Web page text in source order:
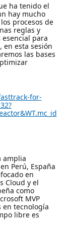
ha tenido el
hay mucho
procesos de
reglas y
para
en esta sesión
las bases
for-
amplia
Perú, España
en
Cloud y el
como
MVP
en tecnología
libre es